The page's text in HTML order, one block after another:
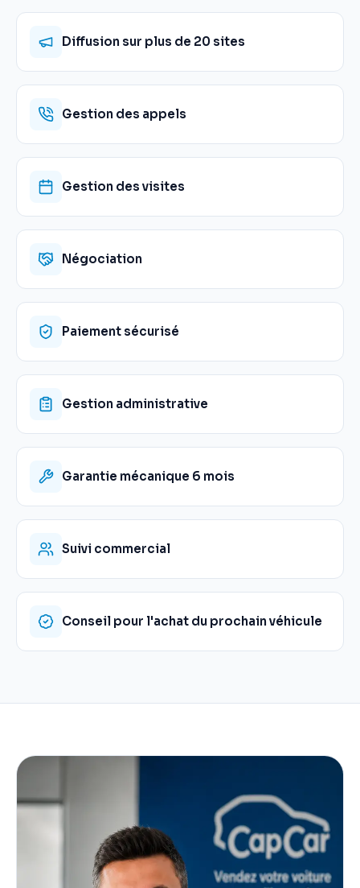
Diffusion sur plus de 20 sites
Gestion des appels
Gestion des visites
Négociation
Paiement sécurisé
Gestion administrative
Garantie mécanique 6 mois
Suivi commercial
Conseil pour l'achat du prochain véhicule